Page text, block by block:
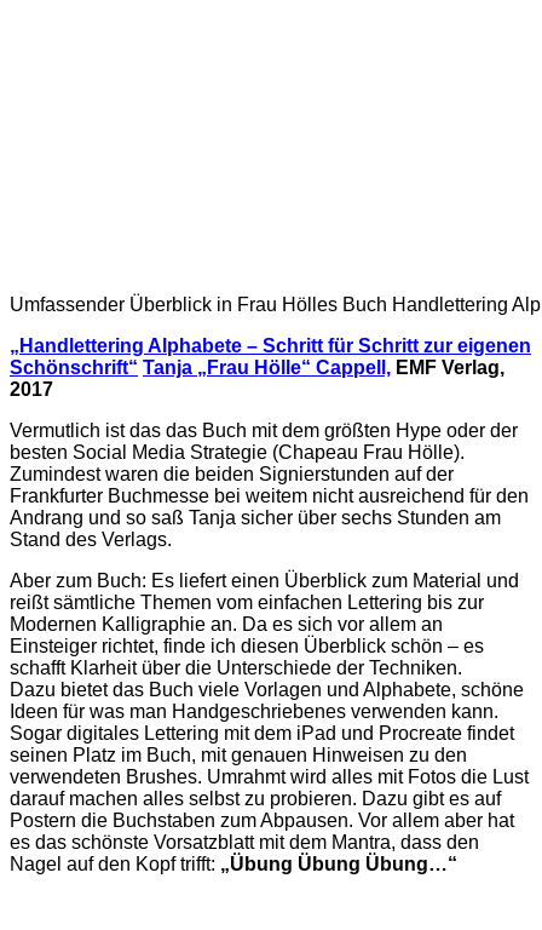
Umfassender Überblick in Frau Hölles Buch Handlettering
„Handlettering Alphabete – Schritt für Schritt zur eigenen
Schönschrift“ Tanja „Frau Hölle“ Cappell, EMF Verlag,
2017
Vermutlich ist das das Buch mit dem größten Hype oder der
besten Social Media Strategie (Chapeau Frau Hölle).
Zumindest waren die beiden Signierstunden auf der
Frankfurter Buchmesse bei weitem nicht ausreichend für den
Andrang und so saß Tanja sicher über sechs Stunden am
Stand des Verlags.
Aber zum Buch: Es liefert einen Überblick zum Material und
reißt sämtliche Themen vom einfachen Lettering bis zur
Modernen Kalligraphie an. Da es sich vor allem an
Einsteiger richtet, finde ich diesen Überblick schön – es
schafft Klarheit über die Unterschiede der Techniken.
Dazu bietet das Buch viele Vorlagen und Alphabete, schöne
Ideen für was man Handgeschriebenes verwenden kann.
Sogar digitales Lettering mit dem iPad und Procreate findet
seinen Platz im Buch, mit genauen Hinweisen zu den
verwendeten Brushes. Umrahmt wird alles mit Fotos die Lust
darauf machen alles selbst zu probieren. Dazu gibt es auf
Postern die Buchstaben zum Abpausen. Vor allem aber hat
es das schönste Vorsatzblatt mit dem Mantra, dass den
Nagel auf den Kopf trifft: „Übung Übung Übung…“